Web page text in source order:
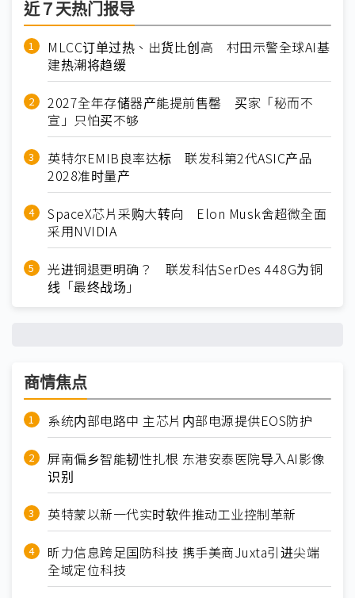
近７天热门报导
MLCC订单过热、出货比创高 村田示警全球AI基
建热潮将趋缓
2027全年存储器产能提前售罄 买家「秘而不
宣」只怕买不够
英特尔EMIB良率达标 联发科第2代ASIC产品
2028准时量产
SpaceX芯片采购大转向 Elon Musk舍超微全面
采用NVIDIA
光进铜退更明确？ 联发科估SerDes 448G为铜
线「最终战场」
商情焦点
系统内部电路中 主芯片内部电源提供EOS防护
屏南偏乡智能韧性扎根 东港安泰医院导入AI影像
识别
英特蒙以新一代实时软件推动工业控制革新
昕力信息跨足国防科技 携手美商Juxta引进尖端
全域定位科技